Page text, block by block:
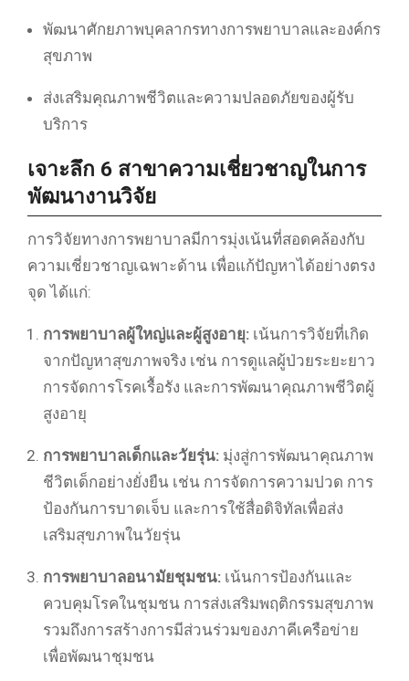
พัฒนาศักยภาพบุคลากรทางการพยาบาลและองค์กร
สุขภาพ
ส่งเสริมคุณภาพชีวิตและความปลอดภัยของผู้รับ
บริการ
เจาะลึก 6 สาขาความเชี่ยวชาญในการ
พัฒนางานวิจัย
การวิจัยทางการพยาบาลมีการมุ่งเน้นที่สอดคล้องกับ
ความเชี่ยวชาญเฉพาะด้าน เพื่อแก้ปัญหาได้อย่างตรง
จุด ได้แก่:
การพยาบาลผู้ใหญ่และผู้สูงอายุ: เน้นการวิจัยที่เกิด
จากปัญหาสุขภาพจริง เช่น การดูแลผู้ป่วยระยะยาว
การจัดการโรคเรื้อรัง และการพัฒนาคุณภาพชีวิตผู้
สูงอายุ
การพยาบาลเด็กและวัยรุ่น: มุ่งสู่การพัฒนาคุณภาพ
ชีวิตเด็กอย่างยั่งยืน เช่น การจัดการความปวด การ
ป้องกันการบาดเจ็บ และการใช้สื่อดิจิทัลเพื่อส่ง
เสริมสุขภาพในวัยรุ่น
การพยาบาลอนามัยชุมชน: เน้นการป้องกันและ
ควบคุมโรคในชุมชน การส่งเสริมพฤติกรรมสุขภาพ
รวมถึงการสร้างการมีส่วนร่วมของภาคีเครือข่าย
เพื่อพัฒนาชุมชน